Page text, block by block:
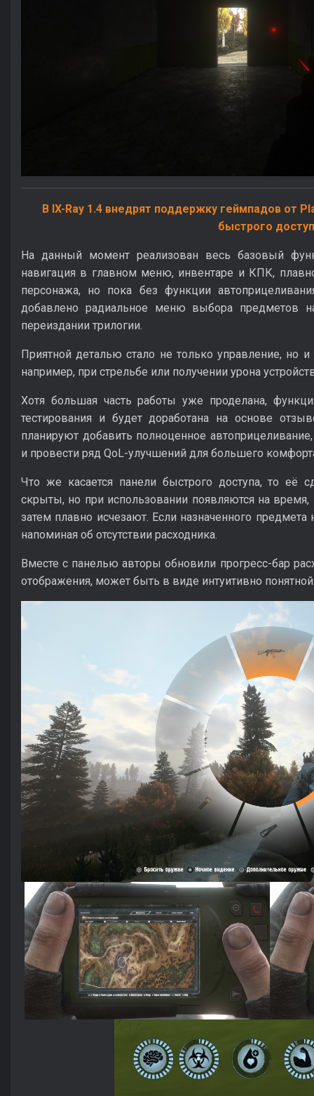
В IX-Ray 1.4 внедрят поддержку геймпадов от
быстрого
На данный момент реализован весь базовый
навигация в главном меню, инвентаре и КПК,
персонажа, но пока без функции
добавлено радиальное меню выбора предметов
переиздании трилогии.
Приятной деталью стало не только управление, но
например, при стрельбе или получении урона
Хотя большая часть работы уже проделана,
тестирования и будет доработана на основе
планируют добавить полноценное
и провести ряд QoL-улучшений для большего
Что же касается панели быстрого доступа, то её
скрыты, но при использовании появляются на время,
затем плавно исчезают. Если назначенного предмета
напоминая об отсутствии расходника.
Вместе с панелью авторы обновили прогресс-бар
отображения, может быть в виде интуитивно